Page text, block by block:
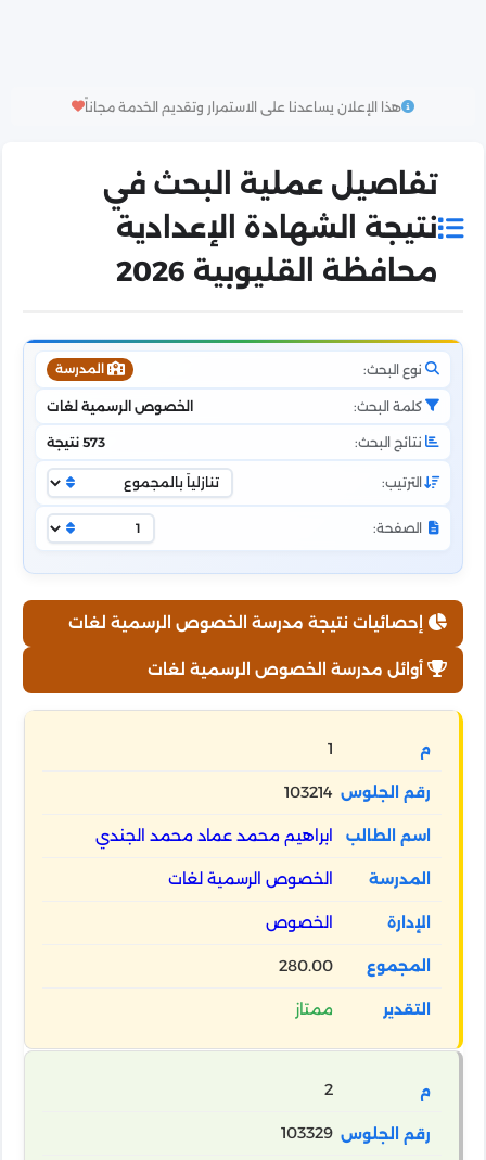
هذا الإعلان يساعدنا على الاستمرار وتقديم الخدمة مجاناً
تفاصيل عملية البحث في
نتيجة الشهادة الإعدادية
محافظة القليوبية 2026
نوع البحث: المدرسة
كلمة البحث: الخصوص الرسمية لغات
نتائج البحث: 573 نتيجة
الترتيب:
الصفحة:
إحصائيات نتيجة مدرسة الخصوص الرسمية لغات
أوائل مدرسة الخصوص الرسمية لغات
1
103214
ابراهيم محمد عماد محمد الجندي
الخصوص الرسمية لغات
الخصوص
280.00
ممتاز
2
103329